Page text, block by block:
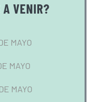
A VENIR?
MAYO
MAYO
MAYO